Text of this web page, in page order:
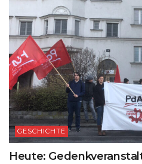
GESCHICHTE
Heute: